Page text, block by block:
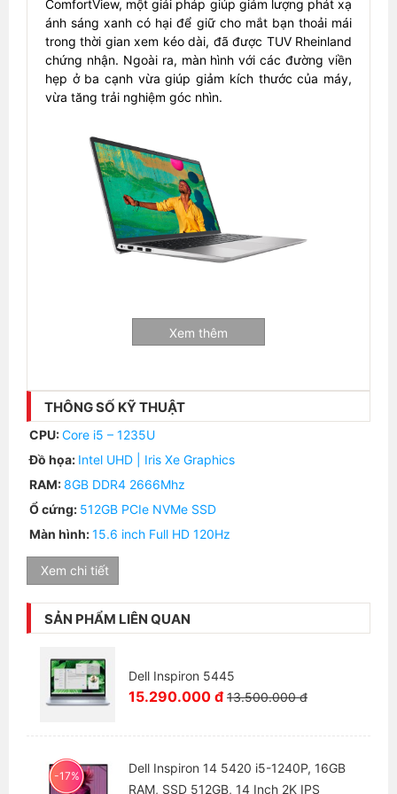
ComfortView, một giải pháp giúp giảm lượng phát xạ
ánh sáng xanh có hại để giữ cho mắt bạn thoải mái
trong thời gian xem kéo dài, đã được TUV Rheinland
chứng nhận. Ngoài ra, màn hình với các đường viền
hẹp ở ba cạnh vừa giúp giảm kích thước của máy,
vừa tăng trải nghiệm góc nhìn.
Ngôn ngữ thiết kế hiện đại, tinh tế
Nổi bật với màu bạc bạch kim và phiên bản màu
tỏa sáng. Mẫu laptop của bạn được thiết kế để bền
bỉ trong quá trình sử dụng thường xuyên, các chân
cao su nhỏ và các miếng đệm ở bản lề giúp giữ cho
máy không bị trượt và tăng thêm độ ổn định khi ở
trên các bề mặt trơn.
Bạn sẽ có những phút giây tuyệt vời cùng các tính
Xem thêm
THÔNG SỐ KỸ THUẬT
CPU:Core i5 – 1235U
Đồ họa: Intel UHD | Iris Xe Graphics
RAM:8GB DDR4 2666Mhz
Ổ cứng: 512GB PCIe NVMe SSD
Màn hình:15.6 inch Full HD 120Hz
Xem chi tiết
SẢN PHẨM LIÊN QUAN
Dell Inspiron 5445
15.290.000 đ 13.500.000 đ
-17%
Dell Inspiron 14 5420 i5-1240P, 16GB
RAM, SSD 512GB, 14 Inch 2K IPS